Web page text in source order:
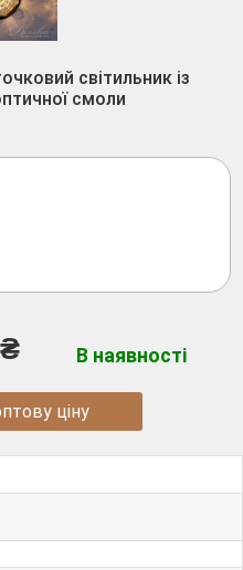
світильник із
смоли
В наявності
ціну